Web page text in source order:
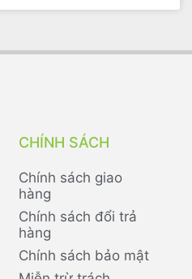
CHÍNH SÁCH
Chính sách giao
hàng
Chính sách đổi trả
hàng
Chính sách bảo mật